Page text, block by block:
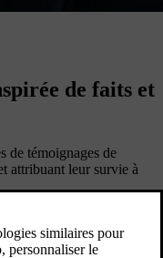
de faits et
de témoignages de
attribuant leur survie à
du point de vue du